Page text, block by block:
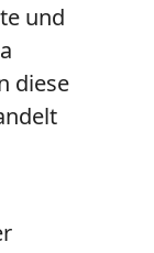
und
diese